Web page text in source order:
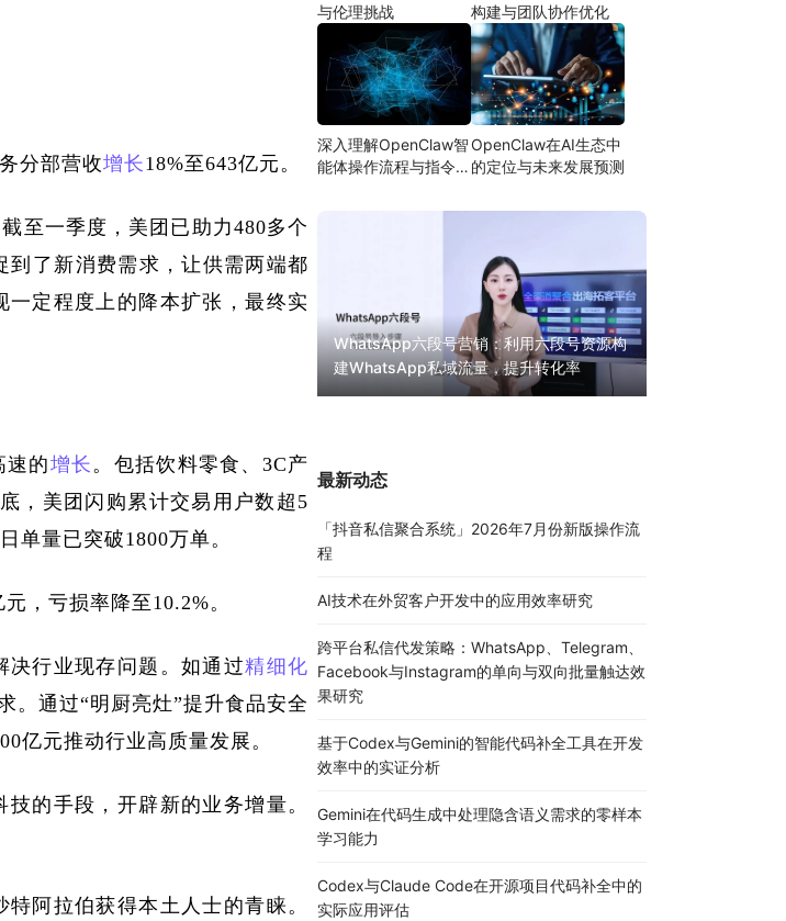
分部营收增长18%至643亿元。
至一季度，美团已助力480多个
到了新消费需求，让供需两端都
一定程度上的降本扩张，最终实
速的增长 。包括饮料零食、 3C产
，美团闪购累计交易用户数超5
单量已突破1800万单。
，亏损率降至10.2%。
决行业现存问题。如通过精细化
。通过“明厨亮灶”提升食品安全
亿元推动行业高质量发展。
技的手段，开辟新的业务增量。
阿拉伯获得本土人士的青睐。
与伦理挑战
构建与团队协作优化
深入理解OpenClaw智
能体操作流程与指令设
OpenClaw在AI生态中
的定位与未来发展预测
WhatsApp六段号营销：利用六段号资源构
建WhatsApp私域流量，提升转化率
最新动态
「抖音私信聚合系统」2026年7月份新版操作流
程
AI技术在外贸客户开发中的应用效率研究
跨平台私信代发策略：WhatsApp、Telegram、
Facebook与Instagram的单向与双向批量触达效
果研究
基于Codex与Gemini的智能代码补全工具在开发
效率中的实证分析
Gemini在代码生成中处理隐含语义需求的零样本
学习能力
Codex与Claude Code在开源项目代码补全中的
实际应用评估